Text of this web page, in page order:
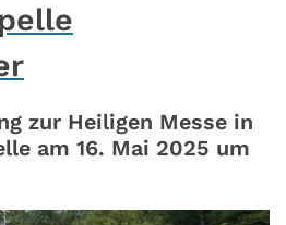
zur Heiligen Messe in
am 16. Mai 2025 um